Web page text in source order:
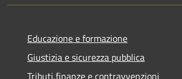
Educazione e formazione
Giustizia e sicurezza pubblica
Tributi,finanze e contravvenzioni